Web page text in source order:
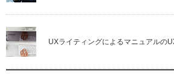
UXライティングによるマニュアルの